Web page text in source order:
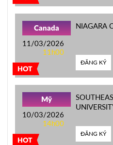
HOT
Canada
11/03/2026
11h00
NIAGARA
ĐĂNG KÝ
HOT
Mỹ
10/03/2026
14h00
ĐĂNG KÝ